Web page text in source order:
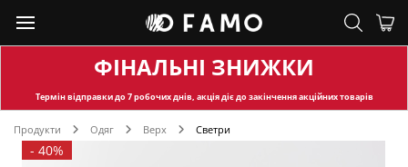
ФІНАЛЬНІ ЗНИЖКИ
Термін відправкидо 7 робочих днів, акція діє до закінчення акційних товарів
Продукти Одяг Верх Светри
- 40%